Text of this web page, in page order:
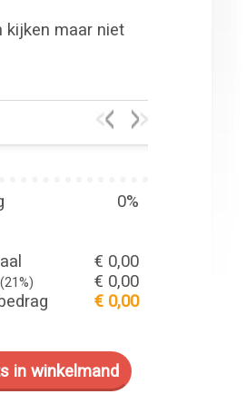
kijken maar niet
0%
€ 0,00
(21%)
€ 0,00
€ 0,00